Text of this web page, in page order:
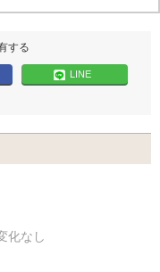
する
LINE
化なし